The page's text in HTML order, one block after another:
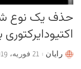
حذف یک نوع
Postedرایان 21 فوریه، 2019